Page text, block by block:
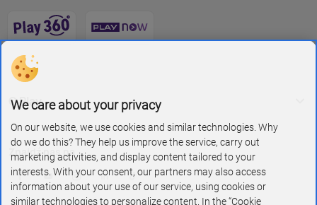
O Play
Znajdź nas na
We care about your privacy
On our website, we use cookies and similar technologies. Why
do we do this? They help us improve the service, carry out
marketing activities, and display content tailored to your
interests. With your consent, our partners may also access
information about your use of our service, using cookies or
similar technologies to personalize content. In the “Cookie